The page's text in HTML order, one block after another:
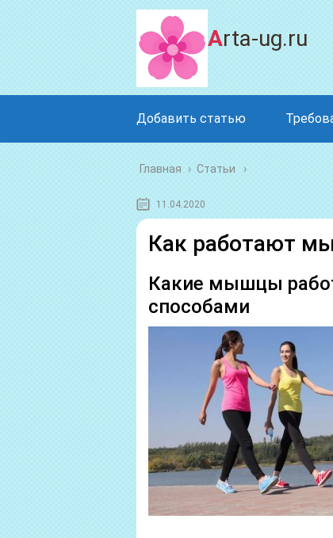
Arta-ug.ru
Добавить статью
Главная › Статьи
11.04.2020
Как работают
Какие мышцы
способами